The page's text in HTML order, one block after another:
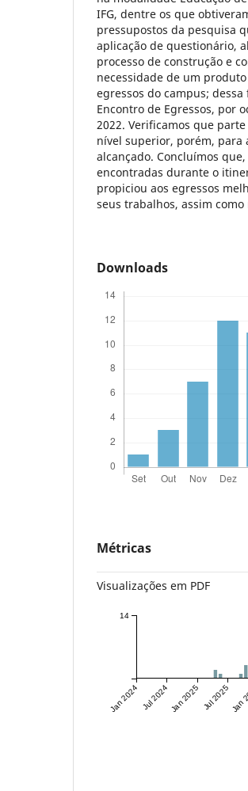
IFG, dentre os que
pressupostos da pesquisa
aplicação de questionário,
processo de construção e
necessidade de um
egressos do campus;
Encontro de Egressos, por
2022. Verificamos que
nível superior, porém, para
alcançado. Concluímos
encontradas durante o
propiciou aos egressos
seus trabalhos, assim
Downloads
Métricas
Visualizações em PDF
Jan 2024Jul 2024Jan 2025Jul 2025
14